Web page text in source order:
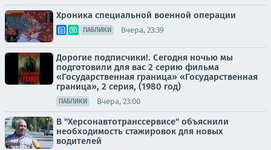
Хроника специальной военной операции
ПАБЛИКИ Вчера, 23:39
Дорогие подписчики!. Сегодня ночью мы
подготовили для вас 2 серию фильма
«Государственная граница» «Государственная
граница», 2 серия, (1980 год)
ПАБЛИКИ Вчера, 23:00
В "Херсонавтотранссервисе" объяснили
необходимость стажировок для новых
водителей